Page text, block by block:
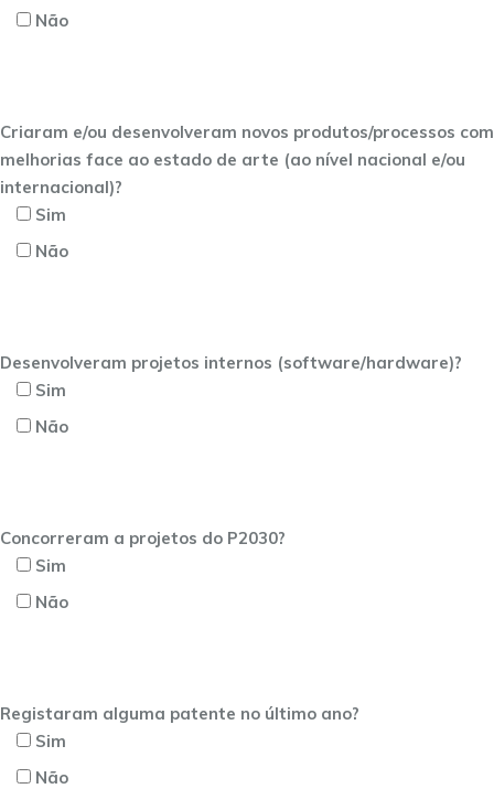
Não
Criaram e/ou desenvolveram novos produtos/processos com
melhorias face ao estado de arte (ao nível nacional e/ou
internacional)?
Sim
Não
Desenvolveram projetos internos (software/hardware)?
Sim
Não
Concorreram a projetos do P2030?
Sim
Não
Registaram alguma patente no último ano?
Sim
Não